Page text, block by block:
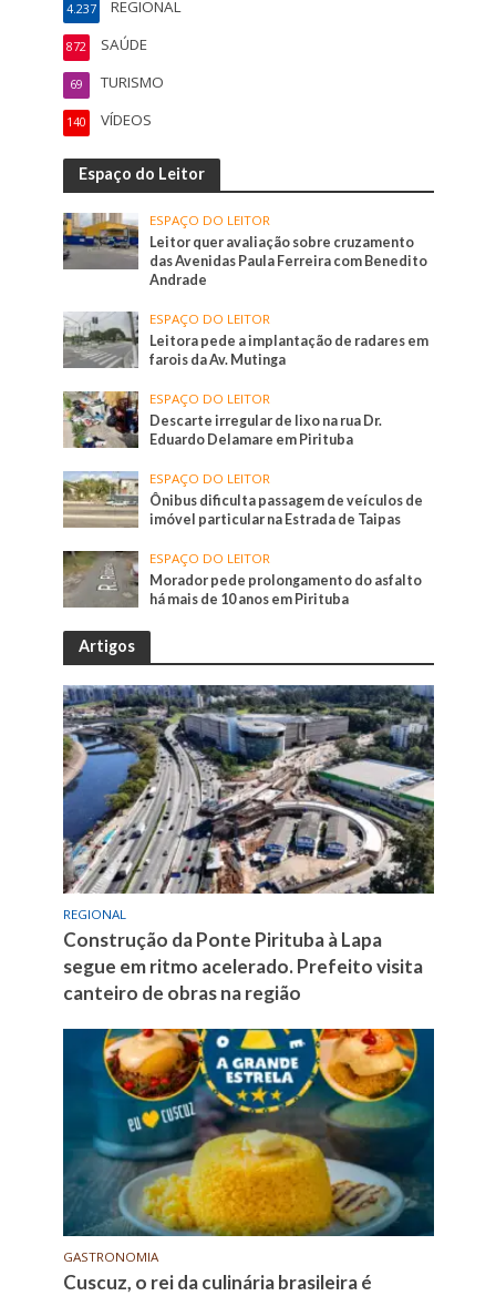
REGIONAL
4.237
SAÚDE
872
TURISMO
69
VÍDEOS
140
Espaço do Leitor
ESPAÇO DO LEITOR
Leitor quer avaliação sobre cruzamento
das Avenidas Paula Ferreira com Benedito
Andrade
ESPAÇO DO LEITOR
Leitora pede a implantação de radares em
farois da Av. Mutinga
ESPAÇO DO LEITOR
Descarte irregular de lixo na rua Dr.
Eduardo Delamare em Pirituba
ESPAÇO DO LEITOR
Ônibus dificulta passagem de veículos de
imóvel particular na Estrada de Taipas
ESPAÇO DO LEITOR
Morador pede prolongamento do asfalto
há mais de 10 anos em Pirituba
Artigos
REGIONAL
Construção da Ponte Pirituba à Lapa
segue em ritmo acelerado. Prefeito visita
canteiro de obras na região
GASTRONOMIA
Cuscuz, o rei da culinária brasileira é